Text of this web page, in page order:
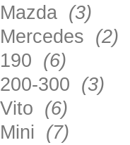
Mazda (3)
Mercedes (2)
190 (6)
200-300 (3)
Vito (6)
Mini (7)